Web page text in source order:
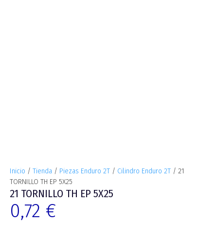
Inicio / Tienda / Piezas Enduro 2T / Cilindro Enduro 2T / 21
TORNILLO TH EP 5X25
21 TORNILLO TH EP 5X25
0,72 €